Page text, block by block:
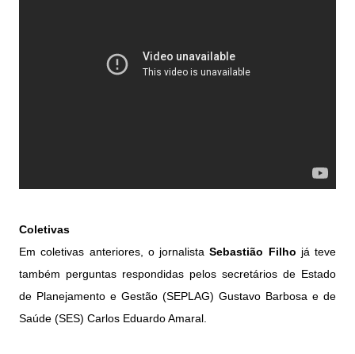
Coletivas
Em coletivas anteriores, o jornalistaSebastião Filho já teve
também perguntas respondidas pelos secretários de Estado
de Planejamento e Gestão (SEPLAG) Gustavo Barbosa e de
Saúde (SES) Carlos Eduardo Amaral.